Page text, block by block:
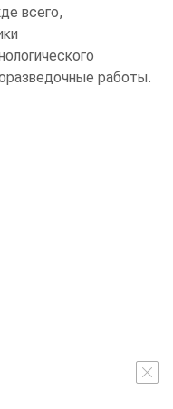
всего,
работы.